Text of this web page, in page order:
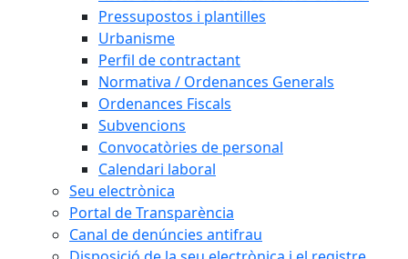
Pressupostos i plantilles
Urbanisme
Perfil de contractant
Normativa / Ordenances Generals
Ordenances Fiscals
Subvencions
Convocatòries de personal
Calendari laboral
Seu electrònica
Portal de Transparència
Canal de denúncies antifrau